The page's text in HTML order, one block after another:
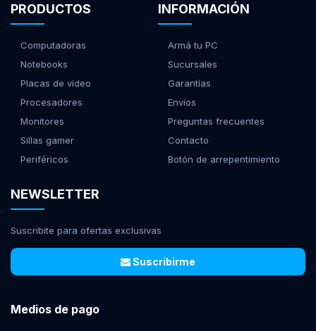
PRODUCTOS
Computadoras
Notebooks
Placas de video
Procesadores
Monitores
Sillas gamer
Periféricos
INFORMACIÓN
Armá tu PC
Sucursales
Garantías
Envíos
Preguntas frecuentes
Contacto
Botón de arrepentimiento
NEWSLETTER
Suscribite para ofertas exclusivas
Suscribirme
Medios de pago